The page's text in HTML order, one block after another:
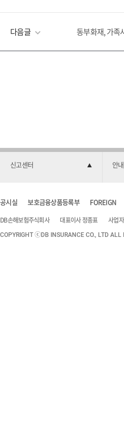
다음글 동부화재, 가족
신고센터 안
공시실 보호금융상품등록부 FOREIGN
DB손해보험주식회사 대표이사 정종표 사업
COPYRIGHT ⓒDB INSURANCE CO., LTD ALL